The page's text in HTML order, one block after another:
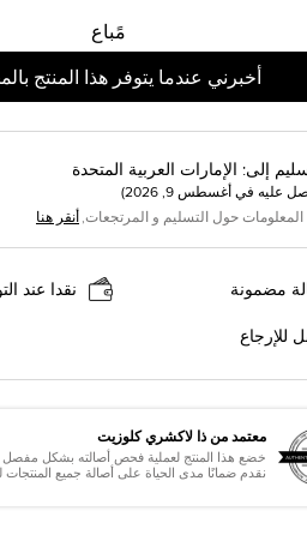
مًباع
أخبرني عندما يتوفر هذا المنتج
إلى: الإمارات العربية المتحدة
عليه في أغسطس 9, 2026
)
المعلومات حول التسليم و المرتجعات, أنقر هنا
مضمونة نقدا عند
للإرجاع
معتمد من ذا لاكشري كلوزيت
خضع هذا المنتج لعملية فحص أصالته بشكل مفصل
نقدم ضمانًا مدى الحياة على أصالة جميع المنتجات